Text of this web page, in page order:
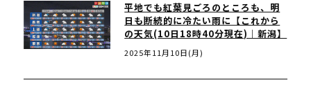
平地でも紅葉見ごろのところも、明
日も断続的に冷たい雨に【これから
の天気(10日18時40分現在)｜新潟】
2025年11月10日(月)